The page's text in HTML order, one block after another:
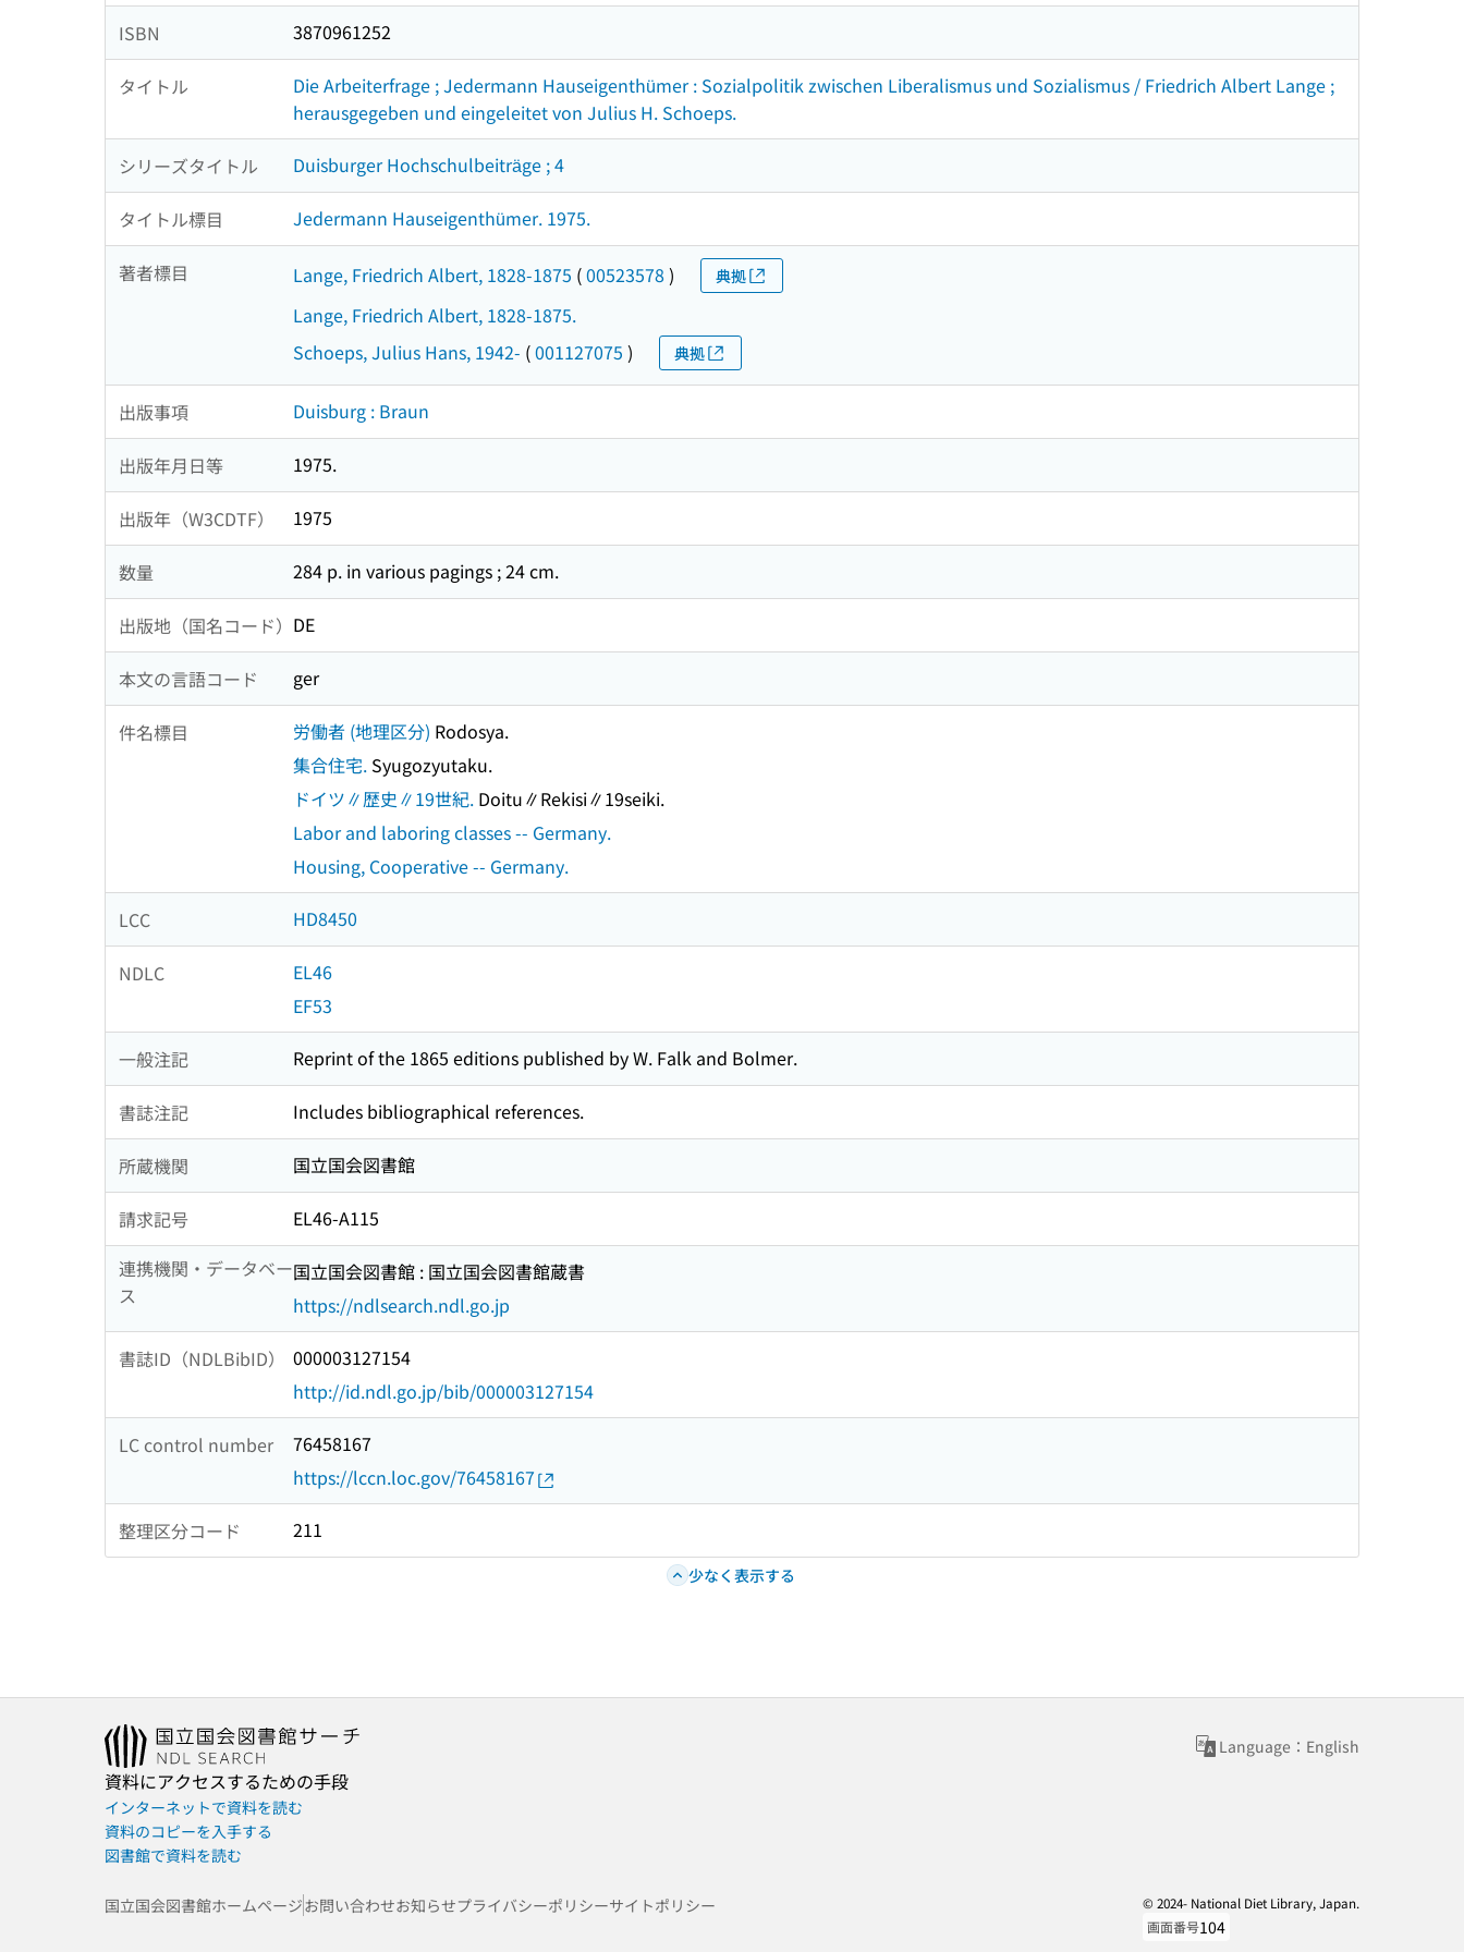
ISBN 3870961252
タイトル
Die Arbeiterfrage ; Jedermann Hauseigenthümer : Sozialpolitik zwischen Liberalismus und Sozialismus / Friedrich Albert Lange ;
herausgegeben und eingeleitet von Julius H. Schoeps.
シリーズタイトル Duisburger Hochschulbeiträge ; 4
タイトル標目 Jedermann Hauseigenthümer. 1975.
著者標目 Lange, Friedrich Albert, 1828-1875 (00523578 ) 典拠
Lange, Friedrich Albert, 1828-1875.
Schoeps, Julius Hans, 1942- (001127075 ) 典拠
出版事項 Duisburg : Braun
出版年月日等 1975.
出版年（W3CDTF） 1975
数量 284 p. in various pagings ; 24 cm.
出版地（国名コード） DE
本文の言語コード ger
件名標目 労働者 (地理区分) Rodosya.
集合住宅. Syugozyutaku.
ドイツ∥歴史∥19世紀. Doitu∥Rekisi∥19seiki.
Labor and laboring classes -- Germany.
Housing, Cooperative -- Germany.
LCC HD8450
NDLC
EL46
EF53
一般注記 Reprint of the 1865 editions published by W. Falk and Bolmer.
書誌注記 Includes bibliographical references.
所蔵機関 国立国会図書館
請求記号
EL46-A115
連携機関・データベー
ス
国立国会図書館 : 国立国会図書館蔵書
https://ndlsearch.ndl.go.jp
書誌ID（NDLBibID）
000003127154
http://id.ndl.go.jp/bib/000003127154
LC control number
76458167
https://lccn.loc.gov/76458167
整理区分コード 211
少なく表示する
Language：English
資料にアクセスするための手段
インターネットで資料を読む
資料のコピーを入手する
図書館で資料を読む
国立国会図書館ホームページお問い合わせお知らせプライバシーポリシーサイトポリシー
© 2024- National Diet Library, Japan.
画面番号104